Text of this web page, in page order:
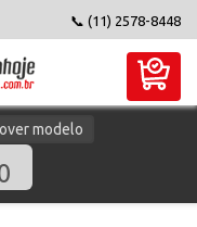
📞 (11) 2578-8448
modelo